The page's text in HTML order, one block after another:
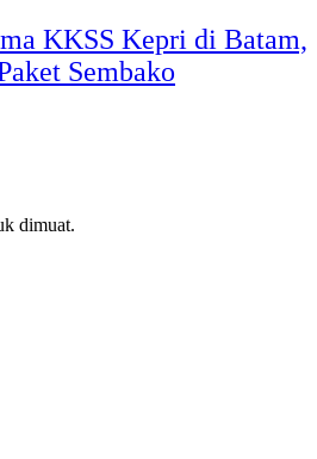
KKSS Kepri di Batam,
Sembako
dimuat.